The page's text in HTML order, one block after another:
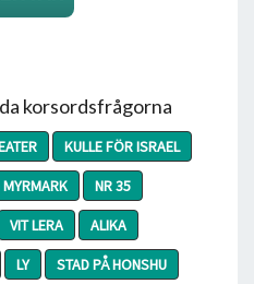
korsordsfrågorna
KULLE FÖR ISRAEL
NR 35
VIT LERA
ALIKA
LY
STAD PÅ HONSHU